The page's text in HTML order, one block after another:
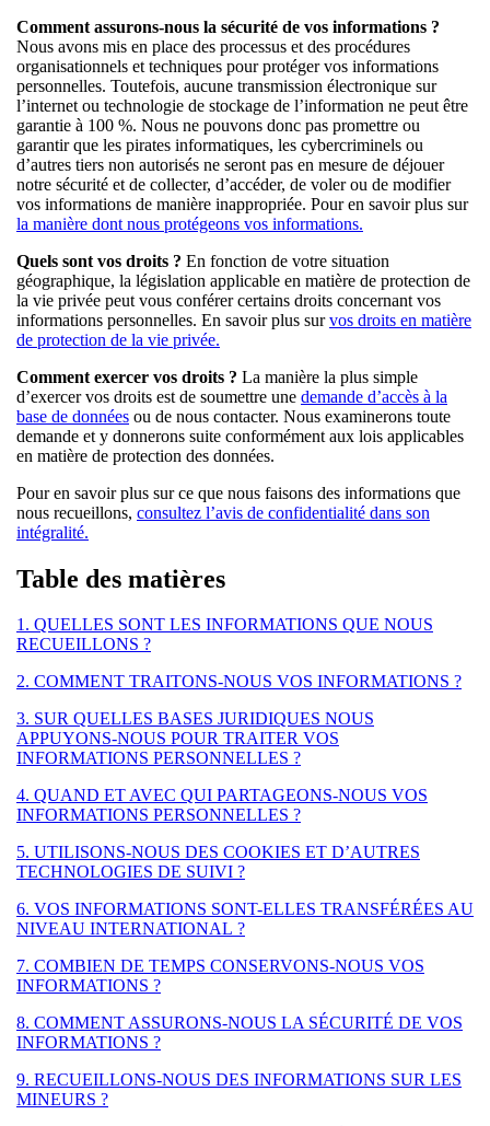
Comment assurons-nous la sécurité de vos informations ?
Nous avons mis en place des processus et des procédures
organisationnels et techniques pour protéger vos informations
personnelles. Toutefois, aucune transmission électronique sur
l’internet ou technologie de stockage de l’information ne peut être
garantie à 100 %. Nous ne pouvons donc pas promettre ou
garantir que les pirates informatiques, les cybercriminels ou
d’autres tiers non autorisés ne seront pas en mesure de déjouer
notre sécurité et de collecter, d’accéder, de voler ou de modifier
vos informations de manière inappropriée. Pour en savoir plus sur
la manière dont nous protégeons vos informations.
Quels sont vos droits ? En fonction de votre situation
géographique, la législation applicable en matière de protection de
la vie privée peut vous conférer certains droits concernant vos
informations personnelles. En savoir plus survos droits en matière
de protection de la vie privée.
Comment exercer vos droits ? La manière la plus simple
d’exercer vos droits est de soumettre une demande d’accès à la
base de données ou de nous contacter. Nous examinerons toute
demande et y donnerons suite conformément aux lois applicables
en matière de protection des données.
Pour en savoir plus sur ce que nous faisons des informations que
nous recueillons, consultez l’avis de confidentialité dans son
intégralité.
Table des matières
1. QUELLES SONT LES INFORMATIONS QUE NOUS
RECUEILLONS ?
2. COMMENT TRAITONS-NOUS VOS INFORMATIONS ?
3. SUR QUELLES BASES JURIDIQUES NOUS
APPUYONS-NOUS POUR TRAITER VOS
INFORMATIONS PERSONNELLES ?
4. QUAND ET AVEC QUI PARTAGEONS-NOUS VOS
INFORMATIONS PERSONNELLES ?
5. UTILISONS-NOUS DES COOKIES ET D’AUTRES
TECHNOLOGIES DE SUIVI ?
6. VOS INFORMATIONS SONT-ELLES TRANSFÉRÉES AU
NIVEAU INTERNATIONAL ?
7. COMBIEN DE TEMPS CONSERVONS-NOUS VOS
INFORMATIONS ?
8. COMMENT ASSURONS-NOUS LA SÉCURITÉ DE VOS
INFORMATIONS ?
9. RECUEILLONS-NOUS DES INFORMATIONS SUR LES
MINEURS ?